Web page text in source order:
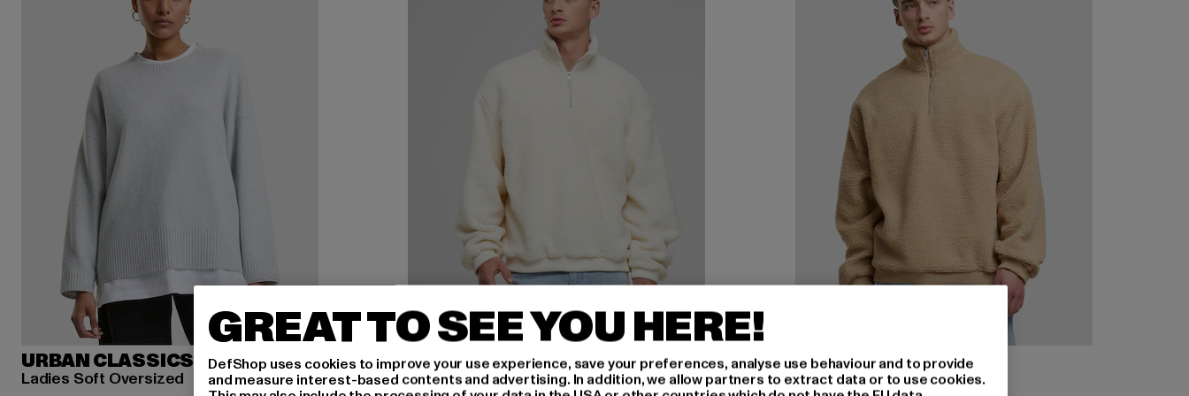
URBAN CLASSICS
Ladies Soft Oversized
URBAN CLASSICS
Oversized Teddy
URBAN CLASSICS
Oversized Teddy Troyer
GREAT TO SEE YOU HERE!
DefShop uses cookies to improve your use experience, save your preferences, analyse use behaviour and to provide
and measure interest-based contents and advertising. In addition, we allow partners to extract data or to use cookies.